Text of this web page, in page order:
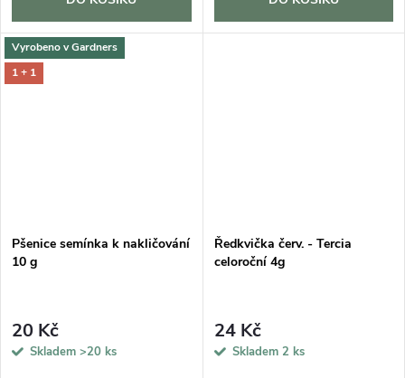
Vyrobeno v Gardners
1 + 1
Pšenice semínka k nakličování
10 g
20 Kč
Skladem >20 ks
Ředkvička červ. - Tercia
celoroční 4g
24 Kč
Skladem 2 ks